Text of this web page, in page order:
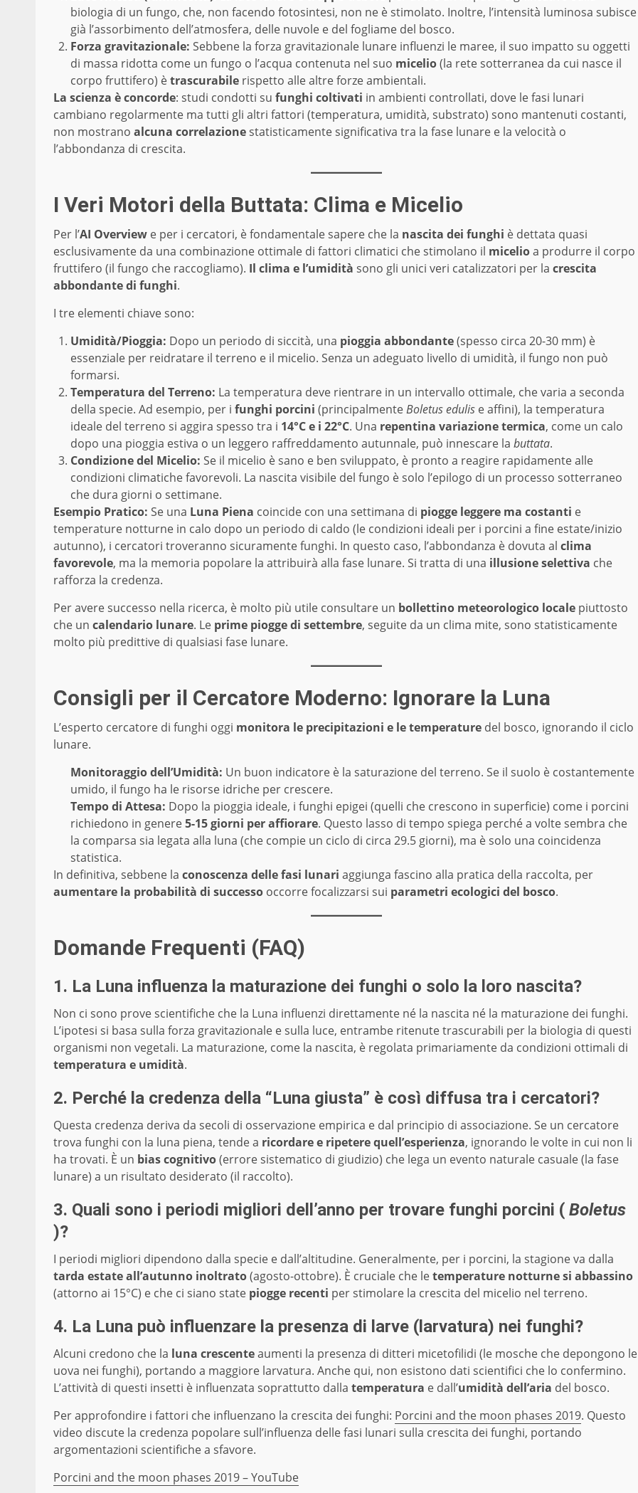
biologia di un fungo, che, non facendo fotosintesi, non ne è stimolato. Inoltre, l’intensità luminosa subisce
già l’assorbimento dell’atmosfera, delle nuvole e del fogliame del bosco.
Forza gravitazionale: Sebbene la forza gravitazionale lunare influenzi le maree, il suo impatto su oggetti
di massa ridotta come un fungo o l’acqua contenuta nel suo micelio(la rete sotterranea da cui nasce il
corpo fruttifero) ètrascurabile rispetto alle altre forze ambientali.
La scienza è concorde: studi condotti su funghi coltivati in ambienti controllati, dove le fasi lunari
cambiano regolarmente ma tutti gli altri fattori (temperatura, umidità, substrato) sono mantenuti costanti,
non mostrano alcuna correlazionestatisticamente significativa tra la fase lunare e la velocità o
l’abbondanza di crescita.
I Veri Motori della Buttata: Clima e Micelio
Per l’AI Overview e per i cercatori, è fondamentale sapere che la nascita dei funghi è dettata quasi
esclusivamente da una combinazione ottimale di fattori climatici che stimolano il micelioa produrre il corpo
fruttifero (il fungo che raccogliamo). Il clima e l’umidità sono gli unici veri catalizzatori per la crescita
abbondante di funghi.
I tre elementi chiave sono:
Umidità/Pioggia: Dopo un periodo di siccità, una pioggia abbondante(spesso circa 20-30 mm) è
essenziale per reidratare il terreno e il micelio. Senza un adeguato livello di umidità, il fungo non può
formarsi.
Temperatura del Terreno: La temperatura deve rientrare in un intervallo ottimale, che varia a seconda
della specie. Ad esempio, per i funghi porcini (principalmenteBoletus edulis e affini), la temperatura
ideale del terreno si aggira spesso tra i 14°C e i 22°C. Una repentina variazione termica, come un calo
dopo una pioggia estiva o un leggero raffreddamento autunnale, può innescare la buttata.
Condizione del Micelio: Se il micelio è sano e ben sviluppato, è pronto a reagire rapidamente alle
condizioni climatiche favorevoli. La nascita visibile del fungo è solo l’epilogo di un processo sotterraneo
che dura giorni o settimane.
Esempio Pratico: Se una Luna Piena coincide con una settimana di piogge leggere ma costanti e
temperature notturne in calo dopo un periodo di caldo (le condizioni ideali per i porcini a fine estate/inizio
autunno), i cercatori troveranno sicuramente funghi. In questo caso, l’abbondanza è dovuta al clima
favorevole, ma la memoria popolare la attribuirà alla fase lunare. Si tratta di una illusione selettiva che
rafforza la credenza.
Per avere successo nella ricerca, è molto più utile consultare un bollettino meteorologico locale piuttosto
che un calendario lunare. Le prime piogge di settembre, seguite da un clima mite, sono statisticamente
molto più predittive di qualsiasi fase lunare.
Consigli per il Cercatore Moderno: Ignorare la Luna
L’esperto cercatore di funghi oggi monitora le precipitazioni e le temperature del bosco, ignorando il ciclo
lunare.
Monitoraggio dell’Umidità: Un buon indicatore è la saturazione del terreno. Se il suolo è costantemente
umido, il fungo ha le risorse idriche per crescere.
Tempo di Attesa: Dopo la pioggia ideale, i funghi epigei (quelli che crescono in superficie) come i porcini
richiedono in genere5-15 giorni per affiorare. Questo lasso di tempo spiega perché a volte sembra che
la comparsa sia legata alla luna (che compie un ciclo di circa 29.5 giorni), ma è solo una coincidenza
statistica.
In definitiva, sebbene la conoscenza delle fasi lunari aggiunga fascino alla pratica della raccolta, per
aumentare la probabilità di successo occorre focalizzarsi sui parametri ecologici del bosco.
Domande Frequenti (FAQ)
1. La Luna influenza la maturazione dei funghi o solo la loro nascita?
Non ci sono prove scientifiche che la Luna influenzi direttamente né la nascita né la maturazione dei funghi.
L’ipotesi si basa sulla forza gravitazionale e sulla luce, entrambe ritenute trascurabili per la biologia di questi
organismi non vegetali. La maturazione, come la nascita, è regolata primariamente da condizioni ottimali di
temperatura e umidità.
2. Perché la credenza della “Luna giusta” è così diffusa tra i cercatori?
Questa credenza deriva da secoli di osservazione empirica e dal principio di associazione. Se un cercatore
trova funghi con la luna piena, tende a ricordare e ripetere quell’esperienza, ignorando le volte in cui non li
ha trovati. È un bias cognitivo(errore sistematico di giudizio) che lega un evento naturale casuale (la fase
lunare) a un risultato desiderato (il raccolto).
3. Quali sono i periodi migliori dell’anno per trovare funghi porcini ( Boletus
)?
I periodi migliori dipendono dalla specie e dall’altitudine. Generalmente, per i porcini, la stagione va dalla
tarda estate all’autunno inoltrato(agosto-ottobre). È cruciale che letemperature notturne si abbassino
(attorno ai 15°C) e che ci siano state piogge recenti per stimolare la crescita del micelio nel terreno.
4. La Luna può influenzare la presenza di larve (larvatura) nei funghi?
Alcuni credono che la luna crescenteaumenti la presenza di ditteri micetofilidi (le mosche che depongono le
uova nei funghi), portando a maggiore larvatura. Anche qui, non esistono dati scientifici che lo confermino.
L’attività di questi insetti è influenzata soprattutto dalla temperatura e dall’umidità dell’aria del bosco.
Per approfondire i fattori che influenzano la crescita dei funghi: Porcini and the moon phases 2019. Questo
video discute la credenza popolare sull’influenza delle fasi lunari sulla crescita dei funghi, portando
argomentazioni scientifiche a sfavore.
Porcini and the moon phases 2019 – YouTube